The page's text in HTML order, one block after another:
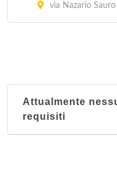
via Nazario
Attualmente
requisiti